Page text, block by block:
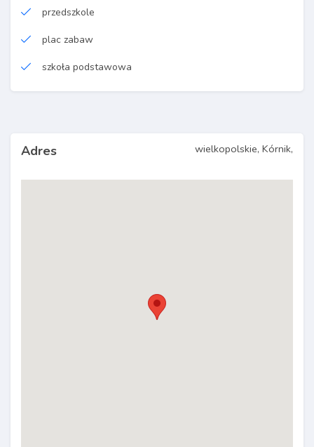
przedszkole
plac zabaw
szkoła podstawowa
Adres wielkopolskie, Kórnik,